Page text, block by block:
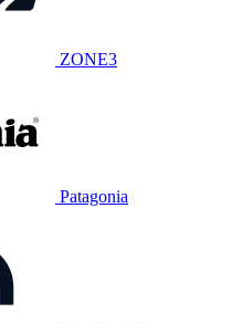
ZONE3
Patagonia